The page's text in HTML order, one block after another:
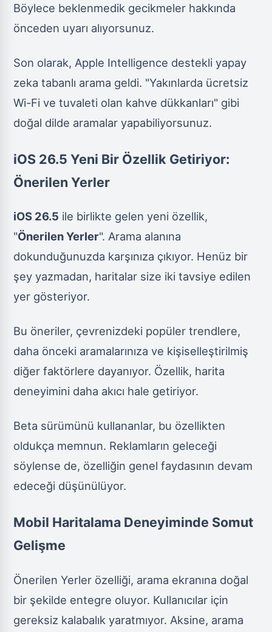
Böylece beklenmedik gecikmeler hakkında
önceden uyarı alıyorsunuz.
Son olarak, Apple Intelligence destekli yapay
zeka tabanlı arama geldi. "Yakınlarda ücretsiz
Wi-Fi ve tuvaleti olan kahve dükkanları" gibi
doğal dilde aramalar yapabiliyorsunuz.
iOS 26.5 Yeni Bir Özellik Getiriyor:
Önerilen Yerler
iOS 26.5 ile birlikte gelen yeni özellik,
"Önerilen Yerler". Arama alanına
dokunduğunuzda karşınıza çıkıyor. Henüz bir
şey yazmadan, haritalar size iki tavsiye edilen
yer gösteriyor.
Bu öneriler, çevrenizdeki popüler trendlere,
daha önceki aramalarınıza ve kişiselleştirilmiş
diğer faktörlere dayanıyor. Özellik, harita
deneyimini daha akıcı hale getiriyor.
Beta sürümünü kullananlar, bu özellikten
oldukça memnun. Reklamların geleceği
söylense de, özelliğin genel faydasının devam
edeceği düşünülüyor.
Mobil Haritalama Deneyiminde Somut
Gelişme
Önerilen Yerler özelliği, arama ekranına doğal
bir şekilde entegre oluyor. Kullanıcılar için
gereksiz kalabalık yaratmıyor. Aksine, arama